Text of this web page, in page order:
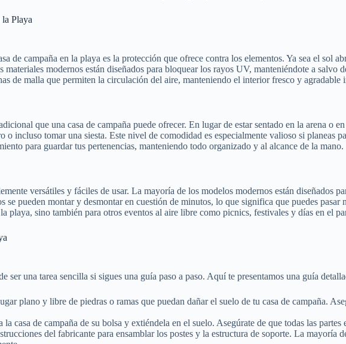
Playa
de campaña en la playa es la protección que ofrece contra los elementos. Ya sea el sol
modernos están diseñados para bloquear los rayos UV, manteniéndote a salvo
de malla que permiten la circulación del aire, manteniendo el interior fresco y agradable
que una casa de campaña puede ofrecer. En lugar de estar sentado en la arena o
o incluso tomar una siesta. Este nivel de comodidad es especialmente valioso si planeas
para guardar tus pertenencias, manteniendo todo organizado y al alcance de la mano.
versátiles y fáciles de usar. La mayoría de los modelos modernos están diseñados
se pueden montar y desmontar en cuestión de minutos, lo que significa que puedes
playa, sino también para otros eventos al aire libre como picnics, festivales y días en el
ser una tarea sencilla si sigues una guía paso a paso. Aquí te presentamos una guía
plano y libre de piedras o ramas que puedan dañar el suelo de tu casa de campaña.
la casa de campaña de su bolsa y extiéndela en el suelo. Asegúrate de que todas las partes
del fabricante para ensamblar los postes y la estructura de soporte. La mayoría